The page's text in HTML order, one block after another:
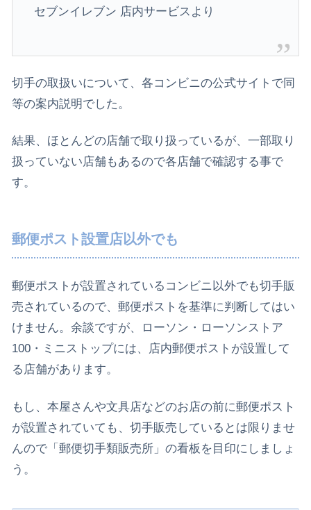
セブンイレブン 店内サービスより
切手の取扱いについて、各コンビニの公式サイトで同
等の案内説明でした。
結果、ほとんどの店舗で取り扱っているが、 一部取り
扱っていない店舗もあるので各店舗で確認する事で
す。
郵便ポスト設置店以外でも
郵便ポスト が設置されているコンビニ以外でも切手販
売されているので、郵便ポストを基準に判断してはい
けません。余談ですが、ローソン・ローソンストア
100・ミニストップには、
店内郵便ポスト が設置して
る店舗があります。
もし、本屋さんや文具店などのお店の前に郵便ポスト
が設置されていても、切手販売しているとは限りませ
んので「郵便切手類販売所」の看板を目印にしましょ
う。